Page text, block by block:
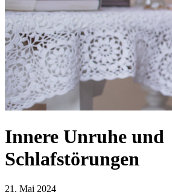
Innere Unruhe und
Schlafstörungen
21. Mai 2024